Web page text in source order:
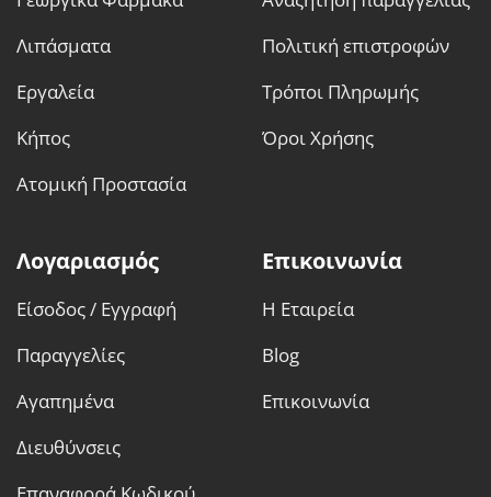
Λιπάσματα
Εργαλεία
Κήπος
Ατομική Προστασία
Πολιτική επιστροφών
Τρόποι Πληρωμής
Όροι Χρήσης
Λογαριασμός
Είσοδος / Εγγραφή
Παραγγελίες
Αγαπημένα
Διευθύνσεις
Επικοινωνία
Η Εταιρεία
Blog
Επικοινωνία